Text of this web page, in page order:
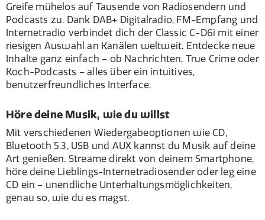
Greife mühelos auf Tausende von Radiosendern und
Podcasts zu. Dank DAB+ Digitalradio, FM-Empfang und
Internetradio verbindet dich der Classic C-D6i mit einer
riesigen Auswahl an Kanälen weltweit. Entdecke neue
Inhalte ganz einfach – ob Nachrichten, True Crime oder
Koch-Podcasts – alles über ein intuitives,
benutzerfreundliches Interface.
Höre deine Musik, wie du willst
Mit verschiedenen Wiedergabeoptionen wie CD,
Bluetooth 5.3, USB und AUX kannst du Musik auf deine
Art genießen. Streame direkt von deinem Smartphone,
höre deine Lieblings-Internetradiosender oder leg eine
CD ein – unendliche Unterhaltungsmöglichkeiten,
genau so, wie du es magst.